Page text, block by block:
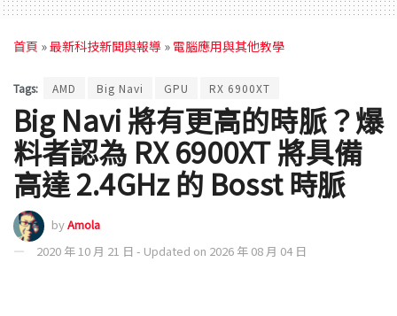
首頁 »最新科技新聞與報導 » 電腦應用與其他教學
Tags: AMD Big Navi GPU RX 6900XT
Big Navi 將有更高的時脈？爆
料者認為 RX 6900XT 將具備
高達 2.4GHz 的 Bosst 時脈
byAmola
2020 年 10 月 21 日 - Updated on 2026 年 08 月 04 日